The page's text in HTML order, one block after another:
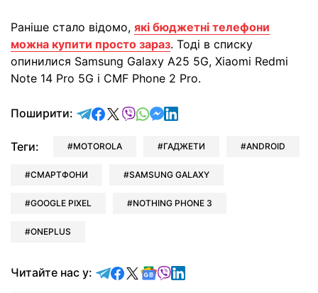
Раніше стало відомо, які бюджетні телефони
можна купити просто зараз. Тоді в списку
опинилися Samsung Galaxy A25 5G, Xiaomi Redmi
Note 14 Pro 5G і CMF Phone 2 Pro.
Поширити: відправити у Telegram
поділитись у Facebook
поділитись у X
відправити у Viber
відправити у Whatsapp
відправити у Messenger
відправити у LinkedIn
Теги: MOTOROLA ГАДЖЕТИ ANDROID
СМАРТФОНИ SAMSUNG GALAXY
GOOGLE PIXEL NOTHING PHONE 3
ONEPLUS
Читайте нас у: Читайте у Telegram
Читайте у Facebook
Читайте у X
Читайте у Google news
Читайте у Viber
Читайте у LinkedIn